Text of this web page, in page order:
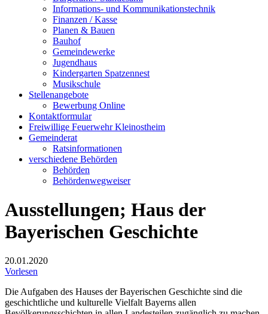
Informations- und Kommunikationstechnik
Finanzen / Kasse
Planen & Bauen
Bauhof
Gemeindewerke
Jugendhaus
Kindergarten Spatzennest
Musikschule
Stellenangebote
Bewerbung Online
Kontaktformular
Freiwillige Feuerwehr Kleinostheim
Gemeinderat
Ratsinformationen
verschiedene Behörden
Behörden
Behördenwegweiser
Ausstellungen; Haus der
Bayerischen Geschichte
20.01.2020
Vorlesen
Die Aufgaben des Hauses der Bayerischen Geschichte sind die
geschichtliche und kulturelle Vielfalt Bayerns allen